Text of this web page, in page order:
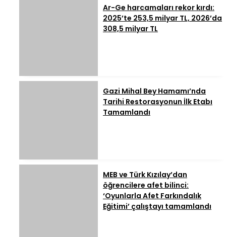
Ar-Ge harcamaları rekor kırdı:
2025’te 253,5 milyar TL, 2026’da
308,5 milyar TL
Gazi Mihal Bey Hamamı’nda
Tarihi Restorasyonun İlk Etabı
Tamamlandı
MEB ve Türk Kızılay’dan
öğrencilere afet bilinci:
‘Oyunlarla Afet Farkındalık
Eğitimi’ çalıştayı tamamlandı